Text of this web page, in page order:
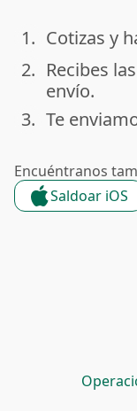
done
1. Cotizas y
done
2. Recibes
envío.
done
3. Te
Encuéntranos
Saldoar iOS